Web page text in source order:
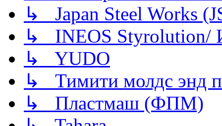
↳ Japan Steel Works
↳ INEOS
↳ YUDO
↳ Тимити молдс энд
↳ Пластмаш (ФПМ)